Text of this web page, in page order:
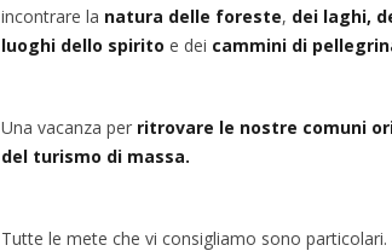
incontrare la natura delle foreste, dei laghi,
luoghi dello spirito e dei cammini di
Una vacanza per ritrovare le nostre comuni
del turismo di massa.
Tutte le mete che vi consigliamo sono